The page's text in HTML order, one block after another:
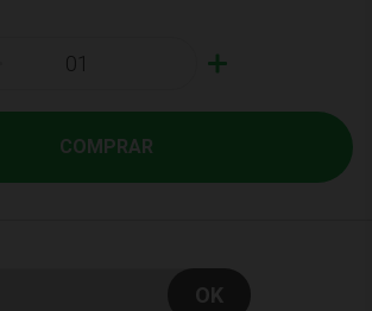
+
COMPRAR